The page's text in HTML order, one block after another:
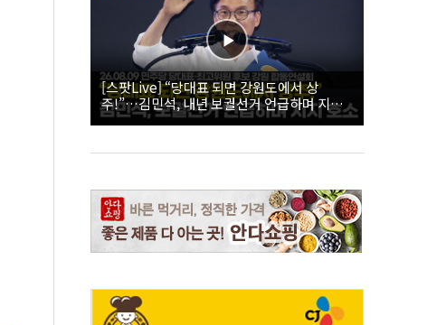
[스팟Live] “당대표 되면 강원도에서 상
주!”…김민석, 내년 보궐선거 언급하며 지지
호소 | 26.08.09 더불어민주당 당대표·최고위